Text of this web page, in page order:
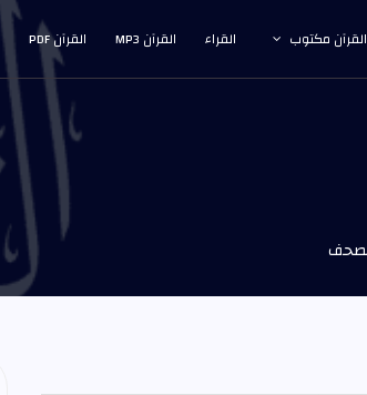
القرآن مكتوب القراء القرآن MP3 القرآن PDF